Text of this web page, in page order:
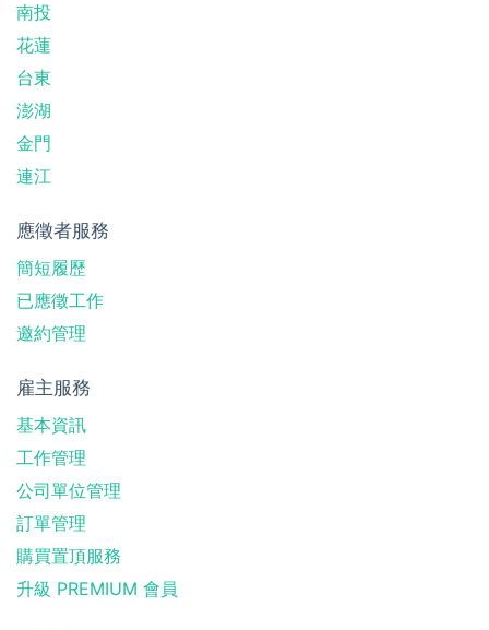
南投
花蓮
台東
澎湖
金門
連江
應徵者服務
簡短履歷
已應徵工作
邀約管理
雇主服務
基本資訊
工作管理
公司單位管理
訂單管理
購買置頂服務
升級 PREMIUM 會員